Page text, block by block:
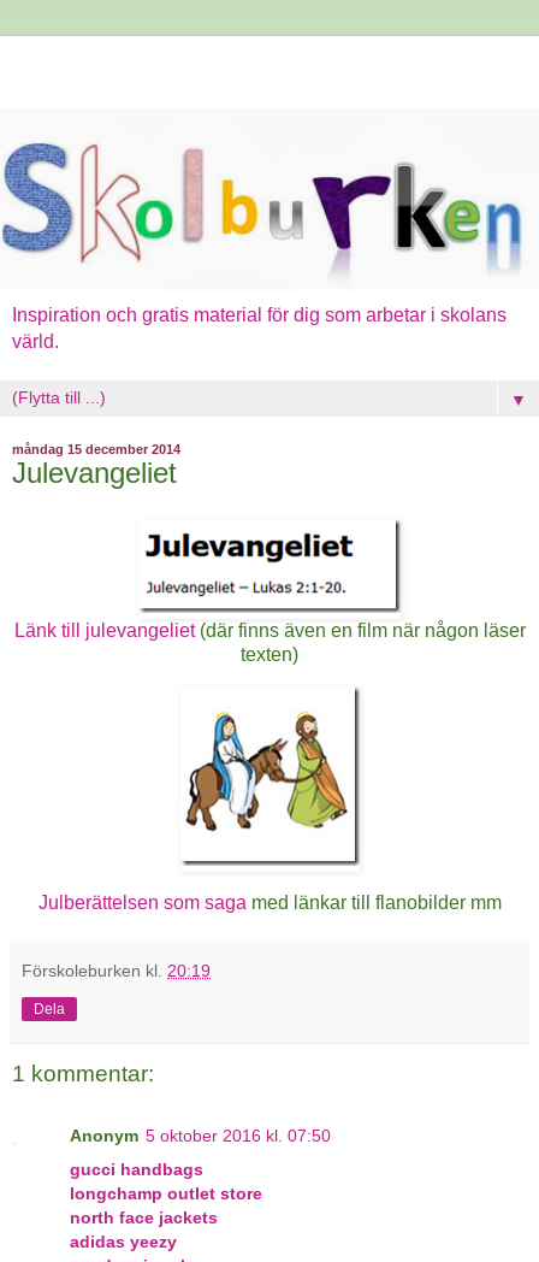
Inspiration och gratis material för dig som arbetar i skolans
värld.
▼
måndag 15 december 2014
Julevangeliet
Länk till julevangeliet(där finns även en film när någon läser
texten)
Julberättelsen som saga med länkar till flanobilder mm
Förskoleburken kl. 20:19
Dela
1 kommentar:
Anonym 5 oktober 2016 kl. 07:50
gucci handbags
longchamp outlet store
north face jackets
adidas yeezy